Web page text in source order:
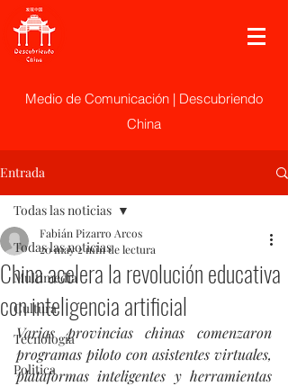
Medio de Comunicación | Descubriendo
China
Entrada
Todas las noticias
Multimedia
Cultura
Tecnología
Politica
Todas las noticias
China acelera la revolución educativa
con inteligencia artificial
Fabián Pizarro Arcos
20 may2 min de lectura
Varias provincias chinas comenzaron
programas piloto con asistentes virtuales,
plataformas inteligentes y herramientas